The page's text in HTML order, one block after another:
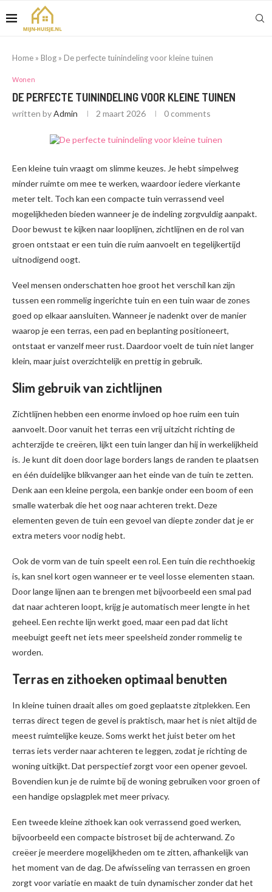
Home » Blog » De perfecte tuinindeling voor kleine tuinen
Wonen
DE PERFECTE TUININDELING VOOR KLEINE TUINEN
written byAdmin 2 maart 2026 0 comments
Een kleine tuin vraagt om slimme keuzes. Je hebt simpelweg
minder ruimte om mee te werken, waardoor iedere vierkante
meter telt. Toch kan een compacte tuin verrassend veel
mogelijkheden bieden wanneer je de indeling zorgvuldig aanpakt.
Door bewust te kijken naar looplijnen, zichtlijnen en de rol van
groen ontstaat er een tuin die ruim aanvoelt en tegelijkertijd
uitnodigend oogt.
Veel mensen onderschatten hoe groot het verschil kan zijn
tussen een rommelig ingerichte tuin en een tuin waar de zones
goed op elkaar aansluiten. Wanneer je nadenkt over de manier
waarop je een terras, een pad en beplanting positioneert,
ontstaat er vanzelf meer rust. Daardoor voelt de tuin niet langer
klein, maar juist overzichtelijk en prettig in gebruik.
Slim gebruik van zichtlijnen
Zichtlijnen hebben een enorme invloed op hoe ruim een tuin
aanvoelt. Door vanuit het terras een vrij uitzicht richting de
achterzijde te creëren, lijkt een tuin langer dan hij in werkelijkheid
is. Je kunt dit doen door lage borders langs de randen te plaatsen
en één duidelijke blikvanger aan het einde van de tuin te zetten.
Denk aan een kleine pergola, een bankje onder een boom of een
smalle waterbak die het oog naar achteren trekt. Deze
elementen geven de tuin een gevoel van diepte zonder dat je er
extra meters voor nodig hebt.
Ook de vorm van de tuin speelt een rol. Een tuin die rechthoekig
is, kan snel kort ogen wanneer er te veel losse elementen staan.
Door lange lijnen aan te brengen met bijvoorbeeld een smal pad
dat naar achteren loopt, krijg je automatisch meer lengte in het
geheel. Een rechte lijn werkt goed, maar een pad dat licht
meebuigt geeft net iets meer speelsheid zonder rommelig te
worden.
Terras en zithoeken optimaal benutten
In kleine tuinen draait alles om goed geplaatste zitplekken. Een
terras direct tegen de gevel is praktisch, maar het is niet altijd de
meest ruimtelijke keuze. Soms werkt het juist beter om het
terras iets verder naar achteren te leggen, zodat je richting de
woning uitkijkt. Dat perspectief zorgt voor een opener gevoel.
Bovendien kun je de ruimte bij de woning gebruiken voor groen of
een handige opslagplek met meer privacy.
Een tweede kleine zithoek kan ook verrassend goed werken,
bijvoorbeeld een compacte bistroset bij de achterwand. Zo
creëer je meerdere mogelijkheden om te zitten, afhankelijk van
het moment van de dag. De afwisseling van terrassen en groen
zorgt voor variatie en maakt de tuin dynamischer zonder dat het